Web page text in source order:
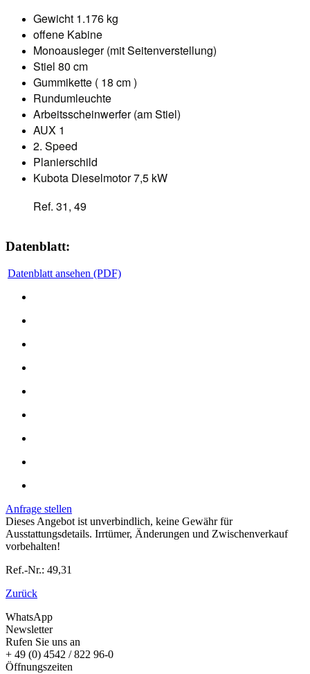
Gewicht 1.176 kg
offene Kabine
Monoausleger (mit Seitenverstellung)
Stiel 80 cm
Gummikette ( 18 cm )
Rundumleuchte
Arbeitsscheinwerfer (am Stiel)
AUX 1
2. Speed
Planierschild
Kubota Dieselmotor 7,5 kW
Ref. 31, 49
Datenblatt:
Datenblatt ansehen (PDF)
Anfrage stellen
Dieses Angebot ist unverbindlich, keine Gewähr für
Ausstattungsdetails. Irrtümer, Änderungen und Zwischenverkauf
vorbehalten!
Ref.-Nr.: 49,31
Zurück
WhatsApp
Newsletter
Rufen Sie uns an
+ 49 (0) 4542 / 822 96-0
Öffnungszeiten